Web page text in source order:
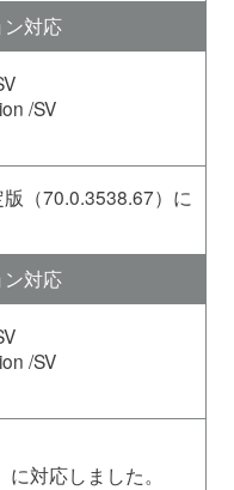
対応
/SV
（70.0.3538.67）に
対応
/SV
対応しました。